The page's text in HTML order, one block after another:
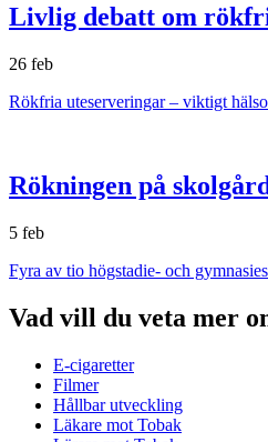
Livlig debatt om
26 feb
Rökfria uteserveringar – viktigt
Rökningen på
5 feb
Fyra av tio högstadie- och
Vad vill du veta mer
E-cigaretter
Filmer
Hållbar utveckling
Läkare mot Tobak